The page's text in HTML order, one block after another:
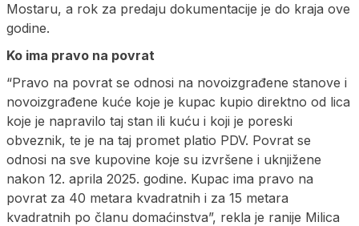
Mostaru, a rok za predaju dokumentacije je do kraja ove
godine.
Ko ima pravo na povrat
“Pravo na povrat se odnosi na novoizgrađene stanove i
novoizgrađene kuće koje je kupac kupio direktno od lica
koje je napravilo taj stan ili kuću i koji je poreski
obveznik, te je na taj promet platio PDV. Povrat se
odnosi na sve kupovine koje su izvršene i uknjižene
nakon 12. aprila 2025. godine. Kupac ima pravo na
povrat za 40 metara kvadratnih i za 15 metara
kvadratnih po članu domaćinstva”, rekla je ranije Milica